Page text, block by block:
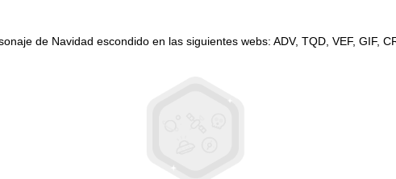
de Navidad escondido en las siguientes webs: ADV, TQD, VEF, GIF,